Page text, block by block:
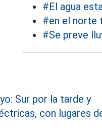
#El agua
#en el norte
#Se preve